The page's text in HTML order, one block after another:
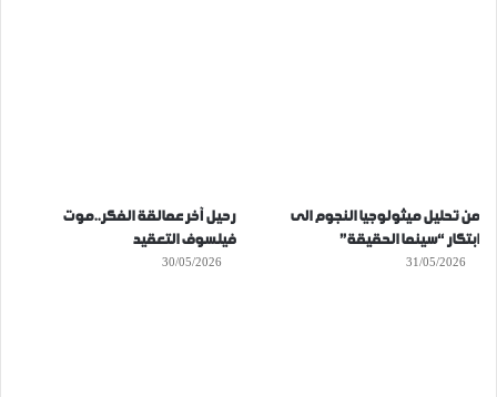
من تحليل ميثولوجيا النجوم الى
ابتكار “سينما الحقيقة”
31/05/2026
رحيل آخر عمالقة الفكر..موت
فيلسوف التعقيد
30/05/2026